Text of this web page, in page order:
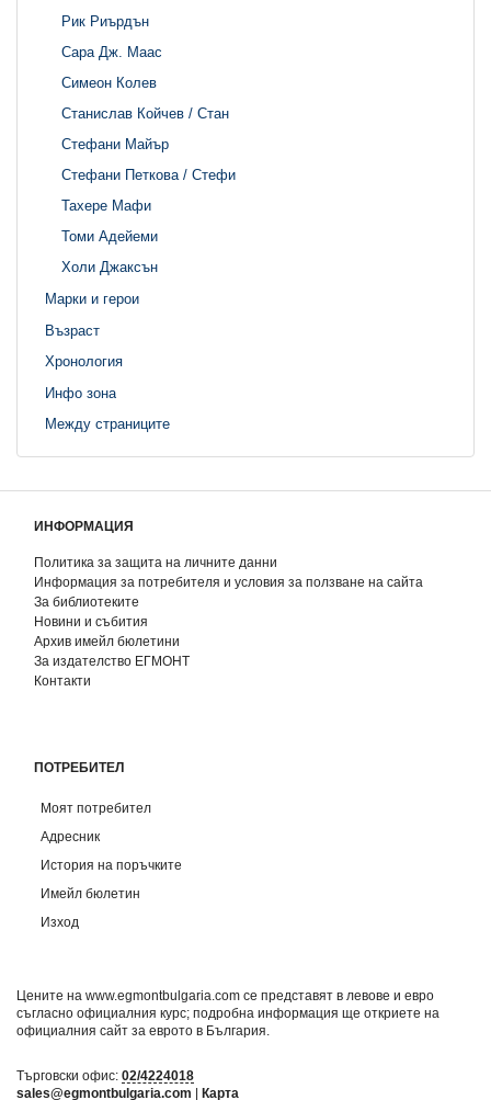
Рик Риърдън
Сара Дж. Маас
Симеон Колев
Станислав Койчев / Стан
Стефани Майър
Стефани Петкова / Стефи
Тахере Мафи
Томи Адейеми
Холи Джаксън
Марки и герои
Възраст
Хронология
Инфо зона
Между страниците
ИНФОРМАЦИЯ
Политика за защита на личните данни
Информация за потребителя и условия за ползване на сайта
За библиотеките
Новини и събития
Архив имейл бюлетини
За издателство ЕГМОНТ
Контакти
ПОТРЕБИТЕЛ
Моят потребител
Адресник
История на поръчките
Имейл бюлетин
Изход
Цените на www.egmontbulgaria.com се представят в левове и евро
съгласно официалния курс; подробна информация ще откриете на
официалния сайт за еврото в България
Търговски офис: 02/4224018
sales@egmontbulgaria.com | Карта